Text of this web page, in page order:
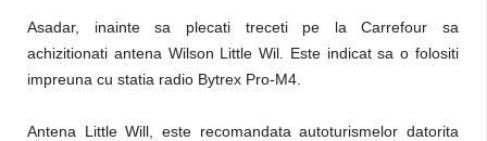
Asadar, inainte sa plecati treceti pe la Carrefour sa
achizitionati antena Wilson Little Wil. Este indicat sa o folositi
impreuna cu statia radio Bytrex Pro-M4.
Antena Little Will, este recomandata autoturismelor datorita